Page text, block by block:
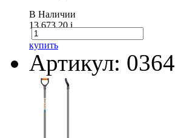
В Наличии
13 673.20i
купить
Артикул: 0364